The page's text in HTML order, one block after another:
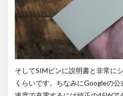
を比
較。
基礎
スペ
ック
を確
認。
4.1
そしてSIMピンに説明書と非常に
くらいです。ちなみにGoogleの